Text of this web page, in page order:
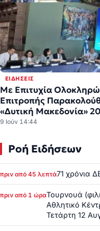
ΕΙΔΉΣΕΙΣ
Με Επιτυχία
Επιτροπής
«Δυτική Μακεδονία»
9 Ιούν 14:44
Ροή Ειδήσεων
πριν από 45 λεπτά71 χρόνια
πριν από 1 ώραΤουρνουά
Αθλητικό
Τετάρτη 12